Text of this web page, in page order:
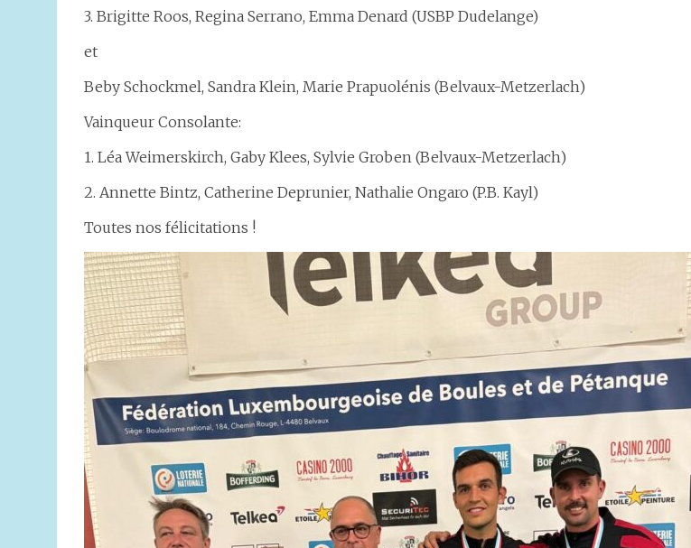
3. Brigitte Roos, Regina Serrano, Emma Denard (USBP Dudelange)
et
Beby Schockmel, Sandra Klein, Marie Prapuolénis (Belvaux-Metzerlach)
Vainqueur Consolante:
1. Léa Weimerskirch, Gaby Klees, Sylvie Groben (Belvaux-Metzerlach)
2. Annette Bintz, Catherine Deprunier, Nathalie Ongaro (P.B. Kayl)
Toutes nos félicitations !